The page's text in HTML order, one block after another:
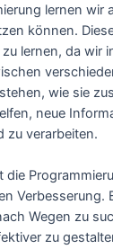
lernen wir
können.
lernen, da wir
wie sie
neue
zu verarbeiten.
die
Verbesserung.
Wegen zu
zu